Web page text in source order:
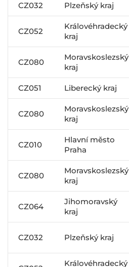
CZ032 Plzeňský kraj
CZ052
Královéhradecký
kraj
CZ080
Moravskoslezský
kraj
CZ051 Liberecký kraj
CZ080
Moravskoslezský
kraj
CZ010
Hlavní město
Praha
CZ080
Moravskoslezský
kraj
CZ064
Jihomoravský
kraj
CZ032 Plzeňský kraj
Královéhradecký